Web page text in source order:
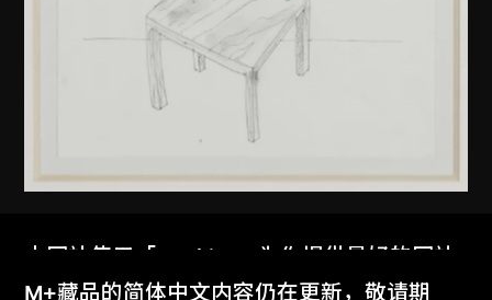
本网站使用「Cookies」为你提供最好的网站
体验。
M+藏品的简体中文内容仍在更新，敬请期